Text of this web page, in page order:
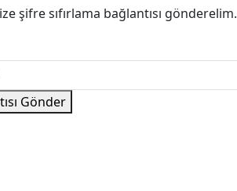
şifre sıfırlama bağlantısı gönderelim.
Gönder